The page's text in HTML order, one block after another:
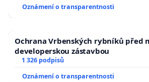
Oznámení o transparentnosti
Ochrana Vrbenských rybníků před
developerskou zástavbou
1 326 podpisů
Oznámení o transparentnosti